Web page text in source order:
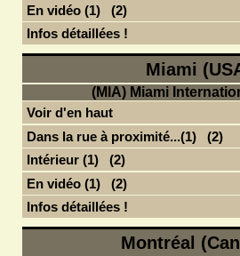
En vidéo (1)
(2)
Infos détaillées !
Miami
(MIA) Miami
Voir d'en haut
Dans la rue à proximité...(1)
(2)
Intérieur (1)
(2)
En vidéo (1)
(2)
Infos détaillées !
Montréal